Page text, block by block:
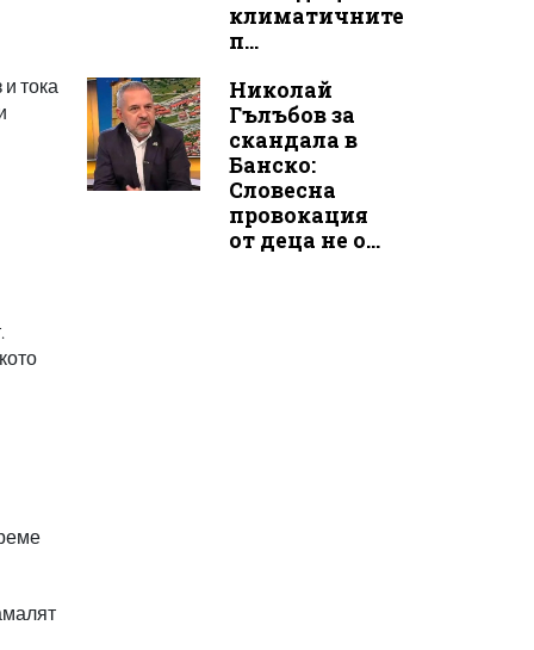
тока
климатичните
п...
Николай
Гълъбов за
скандала в
Банско:
Словесна
провокация
от деца не о...